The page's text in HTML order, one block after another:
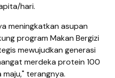
hari.
meningkatkan asupan
program Makan Bergizi
mewujudkan generasi
merdeka protein 100
terangnya.